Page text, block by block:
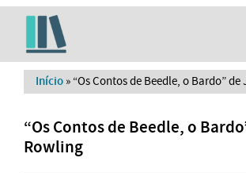
Início » “Os Contos de Beedle, o Bardo”
“Os Contos de Beedle, o
Rowling